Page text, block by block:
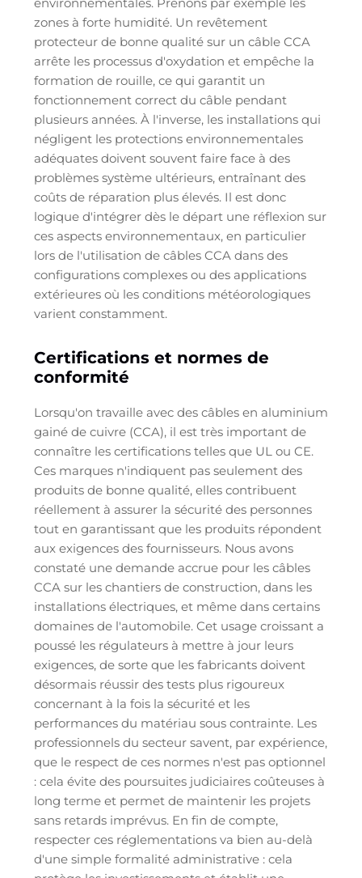
environnementales. Prenons par exemple les
zones à forte humidité. Un revêtement
protecteur de bonne qualité sur un câble CCA
arrête les processus d'oxydation et empêche la
formation de rouille, ce qui garantit un
fonctionnement correct du câble pendant
plusieurs années. À l'inverse, les installations qui
négligent les protections environnementales
adéquates doivent souvent faire face à des
problèmes système ultérieurs, entraînant des
coûts de réparation plus élevés. Il est donc
logique d'intégrer dès le départ une réflexion sur
ces aspects environnementaux, en particulier
lors de l'utilisation de câbles CCA dans des
configurations complexes ou des applications
extérieures où les conditions météorologiques
varient constamment.
Certifications et normes de
conformité
Lorsqu'on travaille avec des câbles en aluminium
gainé de cuivre (CCA), il est très important de
connaître les certifications telles que UL ou CE.
Ces marques n'indiquent pas seulement des
produits de bonne qualité, elles contribuent
réellement à assurer la sécurité des personnes
tout en garantissant que les produits répondent
aux exigences des fournisseurs. Nous avons
constaté une demande accrue pour les câbles
CCA sur les chantiers de construction, dans les
installations électriques, et même dans certains
domaines de l'automobile. Cet usage croissant a
poussé les régulateurs à mettre à jour leurs
exigences, de sorte que les fabricants doivent
désormais réussir des tests plus rigoureux
concernant à la fois la sécurité et les
performances du matériau sous contrainte. Les
professionnels du secteur savent, par expérience,
que le respect de ces normes n'est pas optionnel
: cela évite des poursuites judiciaires coûteuses à
long terme et permet de maintenir les projets
sans retards imprévus. En fin de compte,
respecter ces réglementations va bien au-delà
d'une simple formalité administrative : cela